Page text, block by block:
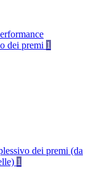
dei premi 1
dei premi (da
1